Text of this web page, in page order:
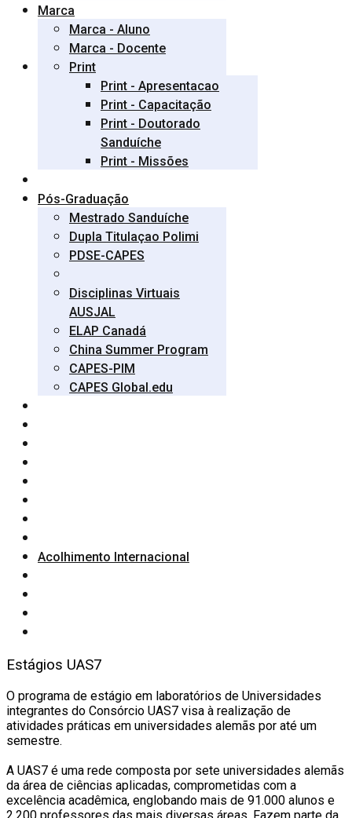
Marca
Marca - Aluno
Marca - Docente
Print
Print - Apresentacao
Print - Capacitação
Print - Doutorado
Sanduíche
Print - Missões
Pós-Graduação
Mestrado Sanduíche
Dupla Titulaçao Polimi
PDSE-CAPES
Disciplinas Virtuais
AUSJAL
ELAP Canadá
China Summer Program
CAPES-PIM
CAPES Global.edu
Acolhimento Internacional
Estágios UAS7
O programa de estágio em laboratórios de Universidades
integrantes do Consórcio UAS7 visa à realização de
atividades práticas em universidades alemãs por até um
semestre.
A UAS7 é uma rede composta por sete universidades alemãs
da área de ciências aplicadas, comprometidas com a
excelência acadêmica, englobando mais de 91.000 alunos e